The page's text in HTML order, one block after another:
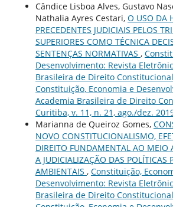
Cândice Lisboa Alves, Gustavo
Nathalia Ayres Cestari, O USO DA
PRECEDENTES JUDICIAIS PELOS
SUPERIORES COMO TÉCNICA
SENTENÇAS NORMATIVAS ,
Desenvolvimento: Revista
Brasileira de Direito
Constituição, Economia e
Academia Brasileira de Direito
Curitiba, v. 11, n. 21, ago./dez.
Marianna de Queiroz Gomes,
NOVO CONSTITUCIONALISMO,
DIREITO FUNDAMENTAL AO MEIO
A JUDICIALIZAÇÃO DAS POLÍTICAS
AMBIENTAIS , Constituição,
Desenvolvimento: Revista
Brasileira de Direito